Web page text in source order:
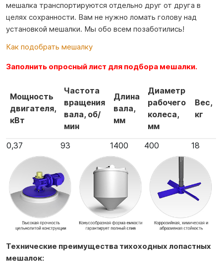
мешалка транспортируются отдельно друг от друга в
целях сохранности. Вам не нужно ломать голову над
установкой мешалки. Мы обо всем позаботились!
Как подобрать мешалку
Заполнить опросный лист для подбора мешалки.
Мощность
двигателя,
кВт
Частота
вращения
вала, об/
мин
Длина
вала,
мм
Диаметр
рабочего
колеса,
мм
Вес,
кг
0,37 93 1400 400 18
Технические преимущества тихоходных лопастных
мешалок: